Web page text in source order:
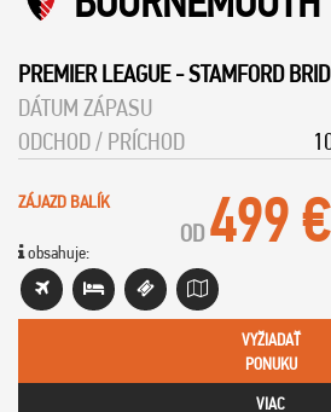
PREMIER LEAGUE-STAMFORD
DÁTUM ZÁPASU
ODCHOD / PRÍCHOD
ZÁJAZD BALÍK
obsahuje:
OD 499 €
VYŽIADAŤ
PONUKU
VIAC